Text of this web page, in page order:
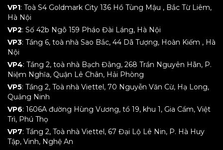
VP1: Toà S4 Goldmark City 136 Hồ Tùng Mậu , Bắc Từ Liêm,
Hà Nội
VP2: Số 42b Ngõ 159 Pháo Đài Láng, Hà Nội
VP3: Tầng 6, toà nhà Sao Bắc, 44 Dã Tượng, Hoàn Kiếm , Hà
Nội
VP4: Tầng 2, toà nhà Bạch Đằng, 268 Trần Nguyên Hãn, P.
Niệm Nghĩa, Quận Lê Chân, Hải Phòng
VP5: Tầng 2, Toà nhà Viettel, 70 Nguyễn Văn Cừ, Hạ Long,
Quảng Ninh
VP6: 1606A đường Hùng Vương, tổ 19, khu 1, Gia Cẩm, Việt
Trì, Phú Thọ
VP7: Tầng 2, Toà nhà Viettel, 67 Đại Lộ Lê Nin, P. Hà Huy
Tập, Vinh, Nghệ An